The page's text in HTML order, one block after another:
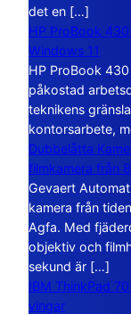
det en […]
HP ProBook
Windows 11
HP ProBook
påkostad
teknikens
kontorsarbete,
Dubbelåtta
filmkamera från
Gevaert
kamera från
Agfa. Med
objektiv och
sekund är […]
IBM ThinkPad
vingar